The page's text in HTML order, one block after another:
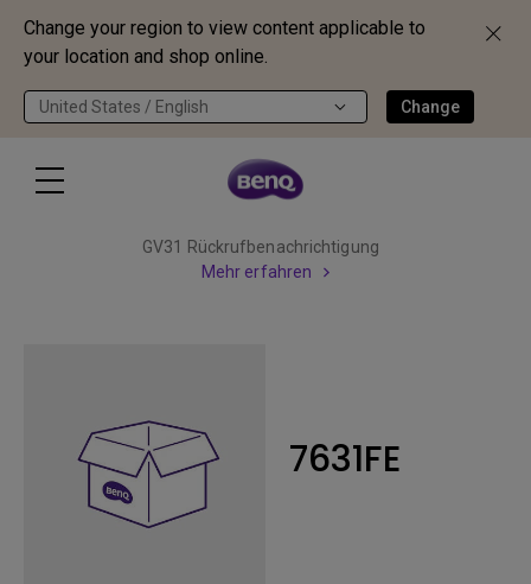
Change your region to view content applicable to
your location and shop online.
United States / English Change
GV31 Rückrufbenachrichtigung
Mehr erfahren
7631FE